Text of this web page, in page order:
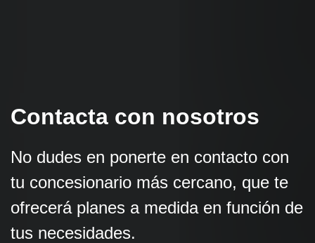
Contacta con nosotros
No dudes en ponerte en contacto con
tu concesionario más cercano, que te
ofrecerá planes a medida en función de
tus necesidades.